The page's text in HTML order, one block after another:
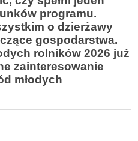
programu.
o dzierżawy
gospodarstwa.
rolników 2026 już
zainteresowanie
młodych